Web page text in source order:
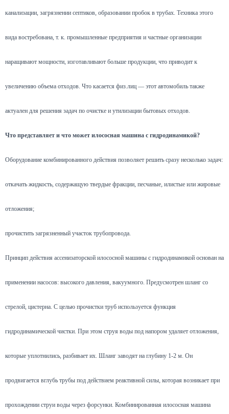
канализации, загрязнении септиков, образовании пробок в трубах. Техника этого
вида востребована, т. к. промышленные предприятия и частные организации
наращивают мощности, изготавливают больше продукции, что приводит к
увеличению объема отходов. Что касается физ.лиц — этот автомобиль также
актуален для решения задач по очистке и утилизации бытовых отходов.
Что представляет и что может илососная машина с гидродинамикой?
Оборудование комбинированного действия позволяет решить сразу несколько задач:
откачать жидкость, содержащую твердые фракции, песчаные, илистые или жировые
отложения;
прочистить загрязненный участок трубопровода.
Принцип действия ассенизаторской илососной машины с гидродинамикой основан на
применении насосов: высокого давления, вакуумного. Предусмотрен шланг со
стрелой, цистерна. С целью прочистки труб используется функция
гидродинамической чистки. При этом струя воды под напором удаляет отложения,
которые уплотнились, разбивает их. Шланг заводят на глубину 1-2 м. Он
продвигается вглубь трубы под действием реактивной силы, которая возникает при
прохождении струи воды через форсунки. Комбинированная илососная машина